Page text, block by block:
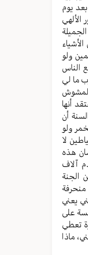
يوم
الألهي
ولو
الناس
ما لي
أنها
أن
ولو
لا
هذه
آلاف
الجنة
يعني
على
تعطي
ماذا